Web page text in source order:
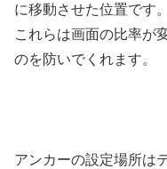
に移動させた位置です。
これらは画面の比率が
のを防いでくれます。
アンカーの設定場所は